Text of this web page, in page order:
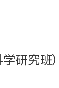
研究班）